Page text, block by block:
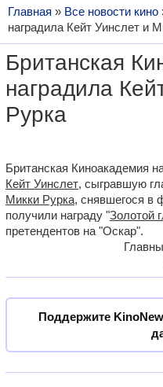
Главная » Все новости кино
наградила Кейт Уинслет и
Британская
наградила
Рурка
Британская Киноакадемия
Кейт Уинслет, сыгравшую
Микки Рурка, снявшегося в
получили награду "Золотой
претендентов на "Оскар".
Поддержите